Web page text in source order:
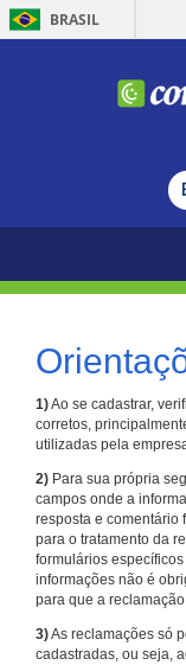
BRASIL
1)Ao se cadastrar,
corretos,
utilizadas pela
2) Para sua própria
campos onde a
resposta e comentário
para o tratamento da
formulários
informações não é
para que a
3)As reclamações só
cadastradas, ou seja,